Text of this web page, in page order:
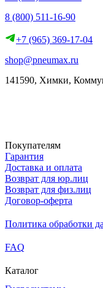
8 (800) 511-16-90
+7 (965) 369-17-04
shop@pneumax.ru
141590, Химки,
Покупателям
Гарантия
Доставка и оплата
Возврат для юр.лиц
Возврат для физ.лиц
Договор-оферта
Политика обработки
FAQ
Каталог